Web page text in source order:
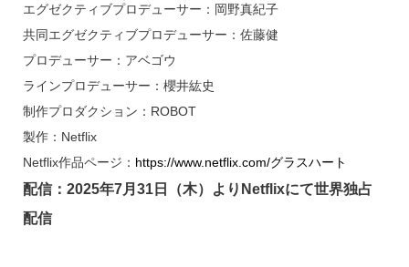
エグゼクティブプロデューサー：岡野真紀子
共同エグゼクティブプロデューサー：佐藤健
プロデューサー：アベゴウ
ラインプロデューサー：櫻井紘史
制作プロダクション：ROBOT
製作：Netflix
Netflix作品ページ： https://www.netflix.com/グラスハート
配信：2025年7月31日（木）よりNetflixにて世界独占
配信